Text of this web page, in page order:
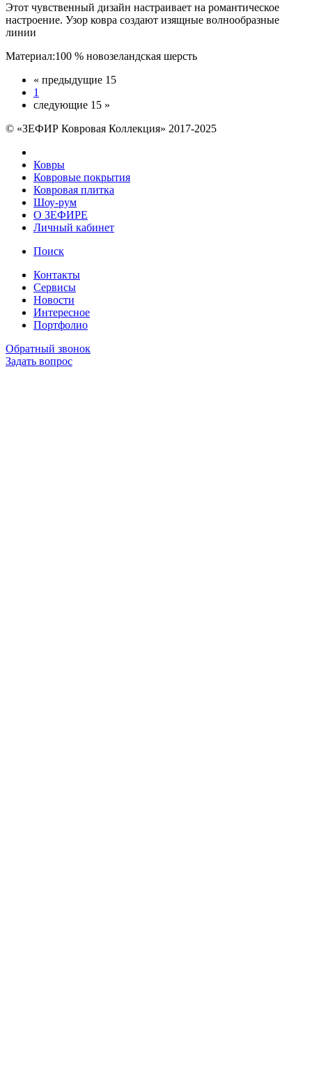
Этот чувственный дизайн настраивает на романтическое
настроение. Узор ковра создают изящные волнообразные
линии
Материал:100 % новозеландская шерсть
« предыдущие 15
1
следующие 15 »
© «ЗЕФИР Ковровая Коллекция» 2017-2025
Ковры
Ковровые покрытия
Ковровая плитка
Шоу-рум
О ЗЕФИРЕ
Личный кабинет
Поиск
Контакты
Сервисы
Новости
Интересное
Портфолио
Обратный звонок
Задать вопрос